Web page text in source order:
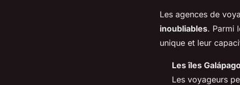
Les agences de
inoubliables. Parmi
unique et leur
Les îles
Les voyageurs